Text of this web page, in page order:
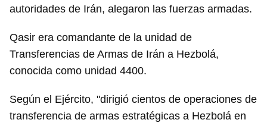
autoridades de Irán, alegaron las fuerzas armadas.
Qasir era comandante de la unidad de
Transferencias de Armas de Irán a Hezbolá,
conocida como unidad 4400.
Según el Ejército, "dirigió cientos de operaciones de
transferencia de armas estratégicas a Hezbolá en